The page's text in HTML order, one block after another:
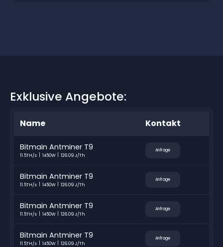
Exklusive Angebote:
Name Kontakt
Bitmain Antminer T9
11.5TH/s 1450W 126.09 J/Th
Anfrage
Bitmain Antminer T9
11.5TH/s 1450W 126.09 J/Th
Anfrage
Bitmain Antminer T9
11.5TH/s 1450W 126.09 J/Th
Anfrage
Bitmain Antminer T9
11.5TH/s 1450W 126.09 J/Th
Anfrage